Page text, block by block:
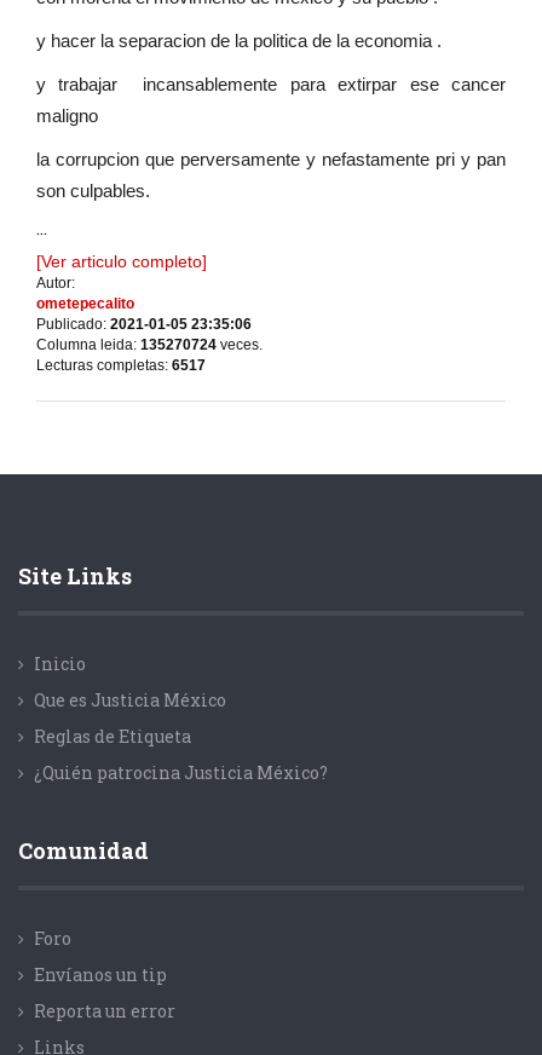
y hacer la separacion de la politica de la economia .
y trabajar incansablemente para extirpar ese cancer
maligno
la corrupcion que perversamente y nefastamente pri y pan
son culpables.
...
[Ver articulo completo]
Autor:
ometepecalito
Publicado: 2021-01-05 23:35:06
Columna leida: 135270724 veces.
Lecturas completas: 6517
Site Links
Inicio
Que es Justicia México
Reglas de Etiqueta
¿Quién patrocina Justicia México?
Comunidad
Foro
Envíanos un tip
Reporta un error
Links